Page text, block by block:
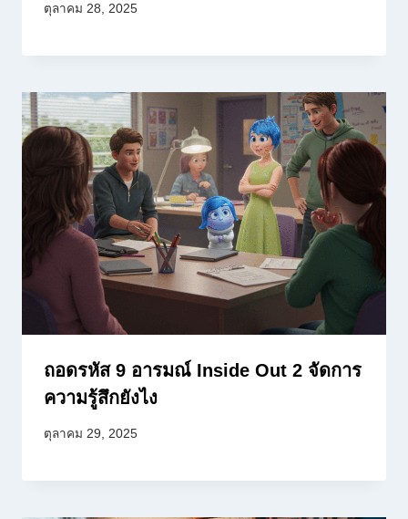
ตุลาคม 28, 2025
ถอดรหัส 9 อารมณ์ Inside Out 2 จัดการ
ความรู้สึกยังไง
ตุลาคม 29, 2025